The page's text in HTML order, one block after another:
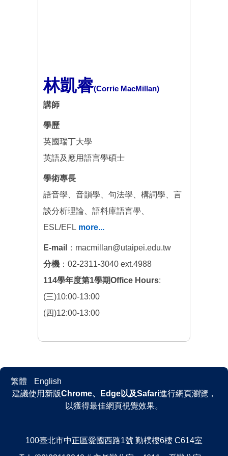
林凱睿(Corrie MacMillan)
講師
學歷
英國瑞丁大學
英語及應用語言學碩士
學術專長
語音學、音韻學、句法學、構詞學、言
談分析理論、語料庫語言學、
ESL/EFL more...
E-mail
：macmillan@utaipei.edu.tw
分機 ：02-2311-3040 ext.4988
114學年度第1學期Office Hours:
(三)10:00-13:00
(四)12:00-13:00
繁體
English
建議使用新版Chrome、Edge以及Safari進行網頁瀏覽，
以獲得最佳網頁視覺效果。
100臺北市中正區愛國西路1號 勤樸樓6樓 C614室